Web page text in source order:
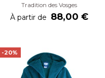
Tradition des Vosges
À partir de 88,00 €
-20%